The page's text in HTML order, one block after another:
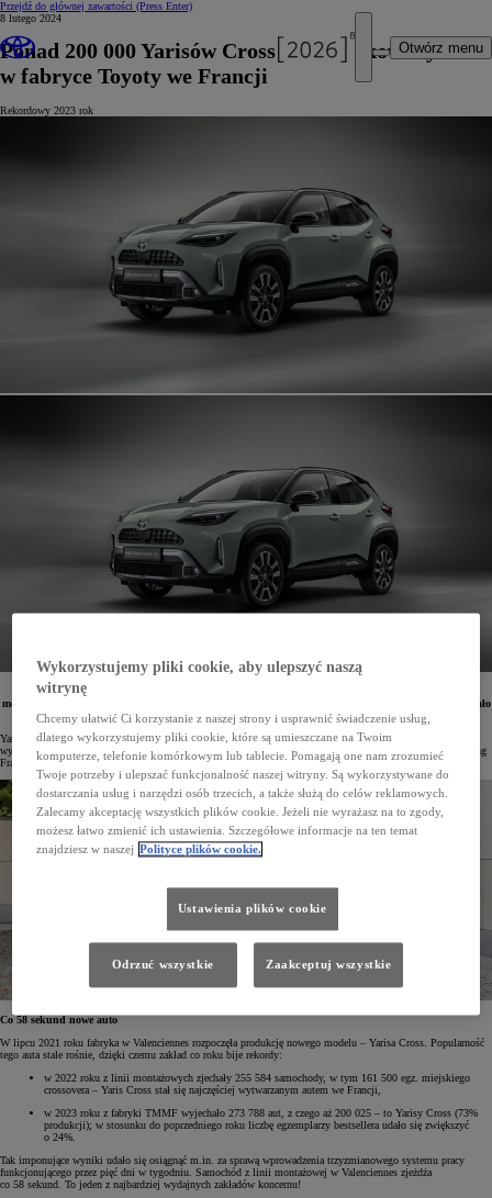
Przejdź do głównej zawartości (Press Enter)
Otwórz menu
8 lutego 2024
Ponad 200 000 Yarisów Cross wyprodukowanych
w fabryce Toyoty we Francji
Rekordowy 2023 rok
W minionym roku zakład Toyoty we Francji wyprodukował rekordową liczbę pojazdów. Z linii
montażowych zakładu w Valenciennes, gdzie powstaje m.in. Toyota Yaris i Toyota Yaris Cross, zjechało
łącznie 273 788 pojazdów, z czego aż 73% (200 025 egz.) stanowiły miejskie crossovery.
Yaris Cross to najlepiej sprzedający się model Toyoty w Europie, lider segmentu B-SUV i najczęściej
wytwarzany samochód we Francji. Miejski crossover powstaje m.in. w zakładzie Toyota Motor Manufacturing
France (TMMF) w Valenciennes, stanowiąc prawie 3/4 całej tamtejszej rocznej produkcji.
Co 58 sekund nowe auto
W lipcu 2021 roku fabryka w Valenciennes rozpoczęła produkcję nowego modelu – Yarisa Cross. Popularność
tego auta stale rośnie, dzięki czemu zakład co roku bije rekordy:
w 2022 roku z linii montażowych zjechały 255 584 samochody, w tym 161 500 egz. miejskiego
crossovera – Yaris Cross stał się najczęściej wytwarzanym autem we Francji,
w 2023 roku z fabryki TMMF wyjechało 273 788 aut, z czego aż 200 025 – to Yarisy Cross (73%
produkcji); w stosunku do poprzedniego roku liczbę egzemplarzy bestsellera udało się zwiększyć
o 24%.
Tak imponujące wyniki udało się osiągnąć m.in. za sprawą wprowadzenia trzyzmianowego systemu pracy
funkcjonującego przez pięć dni w tygodniu. Samochód z linii montażowej w Valenciennes zjeżdża
co 58 sekund. To jeden z najbardziej wydajnych zakładów koncernu!
Wykorzystujemy pliki cookie, aby ulepszyć naszą
witrynę
Chcemy ułatwić Ci korzystanie z naszej strony i usprawnić świadczenie usług,
dlatego wykorzystujemy pliki cookie, które są umieszczane na Twoim
komputerze, telefonie komórkowym lub tablecie. Pomagają one nam zrozumieć
Twoje potrzeby i ulepszać funkcjonalność naszej witryny. Są wykorzystywane do
dostarczania usług i narzędzi osób trzecich, a także służą do celów reklamowych.
Zalecamy akceptację wszystkich plików cookie. Jeżeli nie wyrażasz na to zgody,
możesz łatwo zmienić ich ustawienia. Szczegółowe informacje na ten temat
znajdziesz w naszej Polityce plików cookie.
Ustawienia plików cookie
Odrzuć wszystkie Zaakceptuj wszystkie